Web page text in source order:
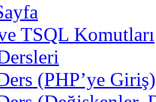
TSQL Komutları
(PHP’ye Giriş)